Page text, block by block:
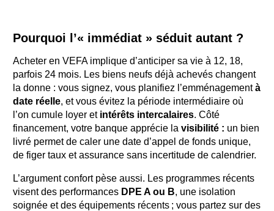
Pourquoi l’« immédiat » séduit autant ?
Acheter en VEFA implique d’anticiper sa vie à 12, 18,
parfois 24 mois. Les biens neufs déjà achevés changent
la donne : vous signez, vous planifiez l’emménagementà
date réelle, et vous évitez la période intermédiaire où
l’on cumule loyer et intérêts intercalaires. Côté
financement, votre banque apprécie la visibilité : un bien
livré permet de caler une date d’appel de fonds unique,
de figer taux et assurance sans incertitude de calendrier.
L’argument confort pèse aussi. Les programmes récents
visent des performances DPE A ou B, une isolation
soignée et des équipements récents ; vous partez sur des